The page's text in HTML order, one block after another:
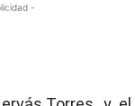
-